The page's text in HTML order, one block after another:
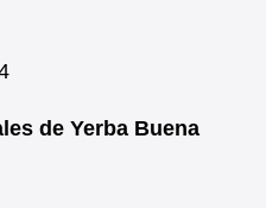
de Yerba Buena